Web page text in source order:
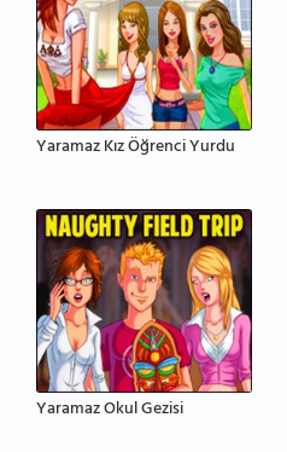
Yaramaz Kız Öğrenci Yurdu
Yaramaz Okul Gezisi